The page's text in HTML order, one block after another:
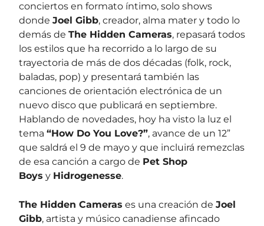
conciertos en formato íntimo, solo shows
donde Joel Gibb, creador, alma mater y todo lo
demás de The Hidden Cameras, repasará todos
los estilos que ha recorrido a lo largo de su
trayectoria de más de dos décadas (folk, rock,
baladas, pop) y presentará también las
canciones de orientación electrónica de un
nuevo disco que publicará en septiembre.
Hablando de novedades, hoy ha visto la luz el
tema “How Do You Love?”, avance de un 12”
que saldrá el 9 de mayo y que incluirá remezclas
de esa canción a cargo de Pet Shop
Boys y Hidrogenesse.
The Hidden Cameras es una creación de Joel
Gibb, artista y músico canadiense afincado